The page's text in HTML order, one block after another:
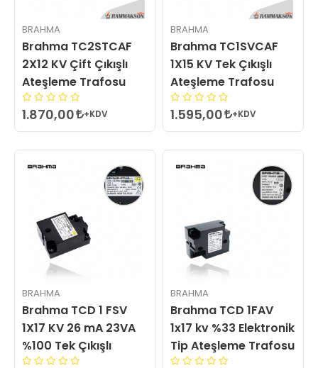
BRAHMA
Brahma TC2STCAF
2X12 KV Çift Çıkışlı
Ateşleme Trafosu
1.870,00 +KDV
BRAHMA
Brahma TC1SVCAF
1X15 KV Tek Çıkışlı
Ateşleme Trafosu
1.595,00 +KDV
BRAHMA
Brahma TCD 1 FSV
1X17 KV 26 mA 23VA
%100 Tek Çıkışlı
BRAHMA
Brahma TCD 1FAV
1x17 kv %33 Elektronik
Tip Ateşleme Trafosu